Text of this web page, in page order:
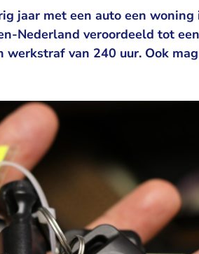
jaar met een auto een
Nederland veroordeeld tot
van 240 uur. Ook